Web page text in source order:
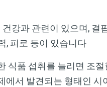
강과 관련이 있으며, 결
, 피로 등이 있습니다
식품 섭취를 늘리면 조
에서 발견되는 형태인